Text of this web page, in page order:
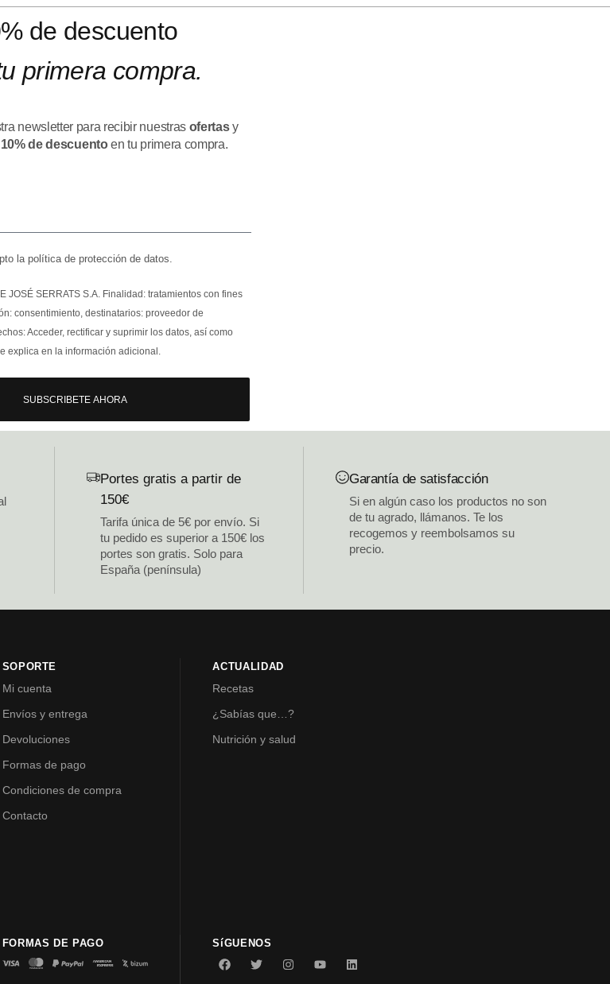
de descuento
primera compra.
newsletter para recibir nuestras ofertasy
de descuentoen tu primera compra.
la política de protección de datos.
JOSÉ SERRATS S.A. Finalidad: tratamientos con fines
consentimiento, destinatarios: proveedor de
Acceder, rectificar y suprimir los datos, así como
explica en la información adicional.
SUBSCRIBETE AHORA
Portes gratis a partir de
150€
Tarifa única de 5€ por envío. Si
tu pedido es superior a 150€ los
portes son gratis. Solo para
España (península)
Garantía de satisfacción
Si en algún caso los productos no son
de tu agrado, llámanos. Te los
recogemos y reembolsamos su
precio.
SOPORTE
Mi cuenta
Envíos y entrega
Devoluciones
Formas de pago
Condiciones de compra
Contacto
ACTUALIDAD
Recetas
¿Sabías que…?
Nutrición y salud
FORMAS DE PAGO SíGUENOS